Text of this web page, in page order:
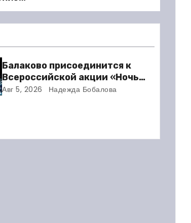
Балаково присоединится к
Всероссийской акции «Ночь
кино»
Авг 5, 2026 Надежда Бобалова